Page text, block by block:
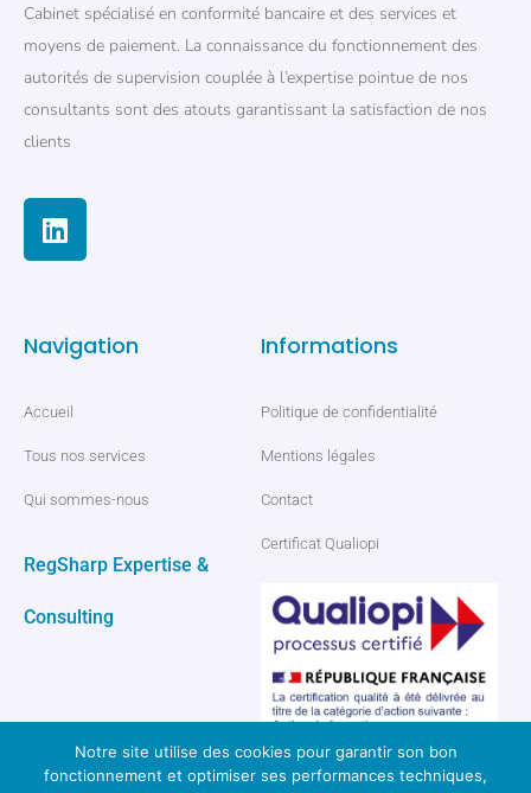
Cabinet spécialisé en conformité bancaire et des services et
moyens de paiement. La connaissance du fonctionnement des
autorités de supervision couplée à l’expertise pointue de nos
consultants sont des atouts garantissant la satisfaction de nos
clients
Navigation
Accueil
Tous nos services
Qui sommes-nous
RegSharp Expertise &
Consulting
Informations
Politique de confidentialité
Mentions légales
Contact
Certificat Qualiopi
Notre site utilise des cookies pour garantir son bon
fonctionnement et optimiser ses performances techniques,